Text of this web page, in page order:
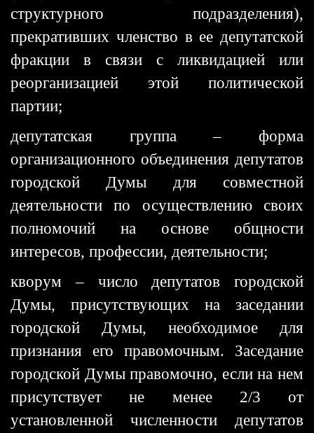
структурного подразделения),
прекративших членство в ее депутатской
фракции в связи с ликвидацией или
реорганизацией этой политической
партии;
депутатская группа – форма
организационного объединения депутатов
городской Думы для совместной
деятельности по осуществлению своих
полномочий на основе общности
интересов, профессии, деятельности;
кворум – число депутатов городской
Думы, присутствующих на заседании
городской Думы, необходимое для
признания его правомочным. Заседание
городской Думы правомочно, если на нем
присутствует не менее 2/3 от
установленной численности депутатов